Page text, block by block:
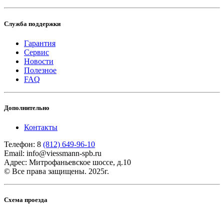
Служба поддержки
Гарантия
Сервис
Новости
Полезное
FAQ
Дополнительно
Контакты
Телефон: 8 (812) 649-96-10
Email: info@viessmann-spb.ru
Адрес: Митрофаньевское шоссе, д.10
© Все права защищены. 2025г.
Схема проезда